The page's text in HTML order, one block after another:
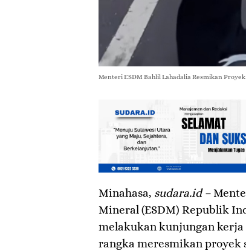
Menteri ESDM Bahlil Lahadalia Resmikan
Minahasa, sudara.id –
Mineral (ESDM) Republik
melakukan kunjungan kerja
rangka meresmikan proyek